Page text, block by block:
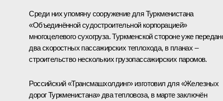
Среди них упомяну сооружение для Туркменистана
«Объединённой судостроительной корпорацией»
многоцелевого сухогруза. Туркменской стороне уже
два скоростных пассажирских теплохода, в планах –
строительство нескольких грузопассажирских паромов.
Российский «Трансмашхолдинг» изготовил для «Железных
дорог Туркменистана» два тепловоза, в марте заключён